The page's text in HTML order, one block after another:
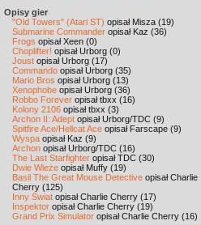
Opisy gier
"Old Towers" (Atari ST) opisał Misza (19)
Submarine Commander opisał Kaz (36)
Frogs opisał Xeen (0)
Choplifter! opisał Urborg (0)
Joust opisał Urborg (17)
Commando opisał Urborg (35)
Mario Bros opisał Urborg (13)
Xenophobe opisał Urborg (36)
Robbo Forever opisał tbxx (16)
Kolony 2106 opisał tbxx (3)
Archon II: Adept opisał Urborg/TDC (9)
Spitfire Ace/Hellcat Ace opisał Farscape (9)
Wyspa opisał Kaz (9)
Archon opisał Urborg/TDC (16)
The Last Starfighter opisał TDC (30)
Dwie Wieże opisał Muffy (19)
Basil The Great Mouse Detective opisał Charlie
Cherry (125)
Inny Świat opisał Charlie Cherry (17)
Inspektor opisał Charlie Cherry (19)
Grand Prix Simulator opisał Charlie Cherry (16)